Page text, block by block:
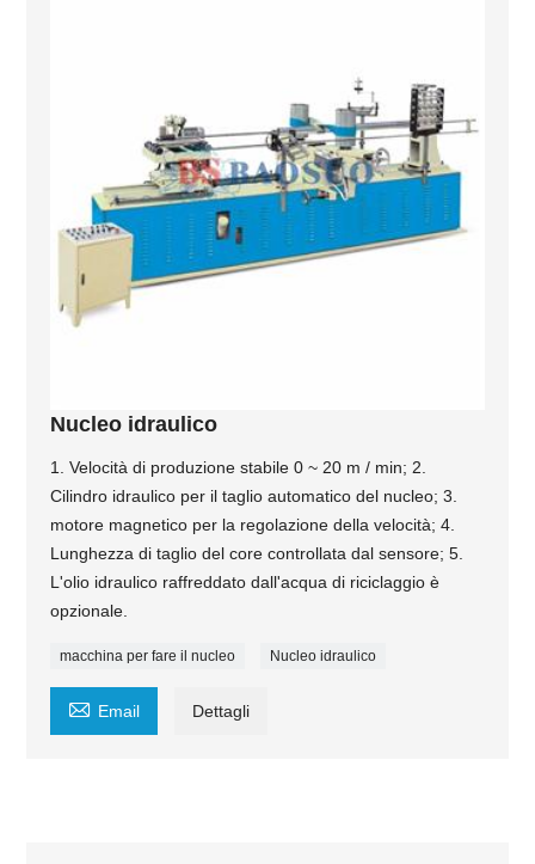
Nucleo idraulico
1. Velocità di produzione stabile 0 ~ 20 m / min; 2.
Cilindro idraulico per il taglio automatico del nucleo; 3.
motore magnetico per la regolazione della velocità; 4.
Lunghezza di taglio del core controllata dal sensore; 5.
L'olio idraulico raffreddato dall'acqua di riciclaggio è
opzionale.
macchina per fare il nucleo Nucleo idraulico
 Email Dettagli